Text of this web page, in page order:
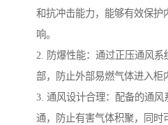
和抗冲击能力，能够有效保护
响。
2. 防爆性能：通过正压通风
部，防止外部易燃气体进入柜
3. 通风设计合理：配备的通风
通，防止有害气体积聚，同时